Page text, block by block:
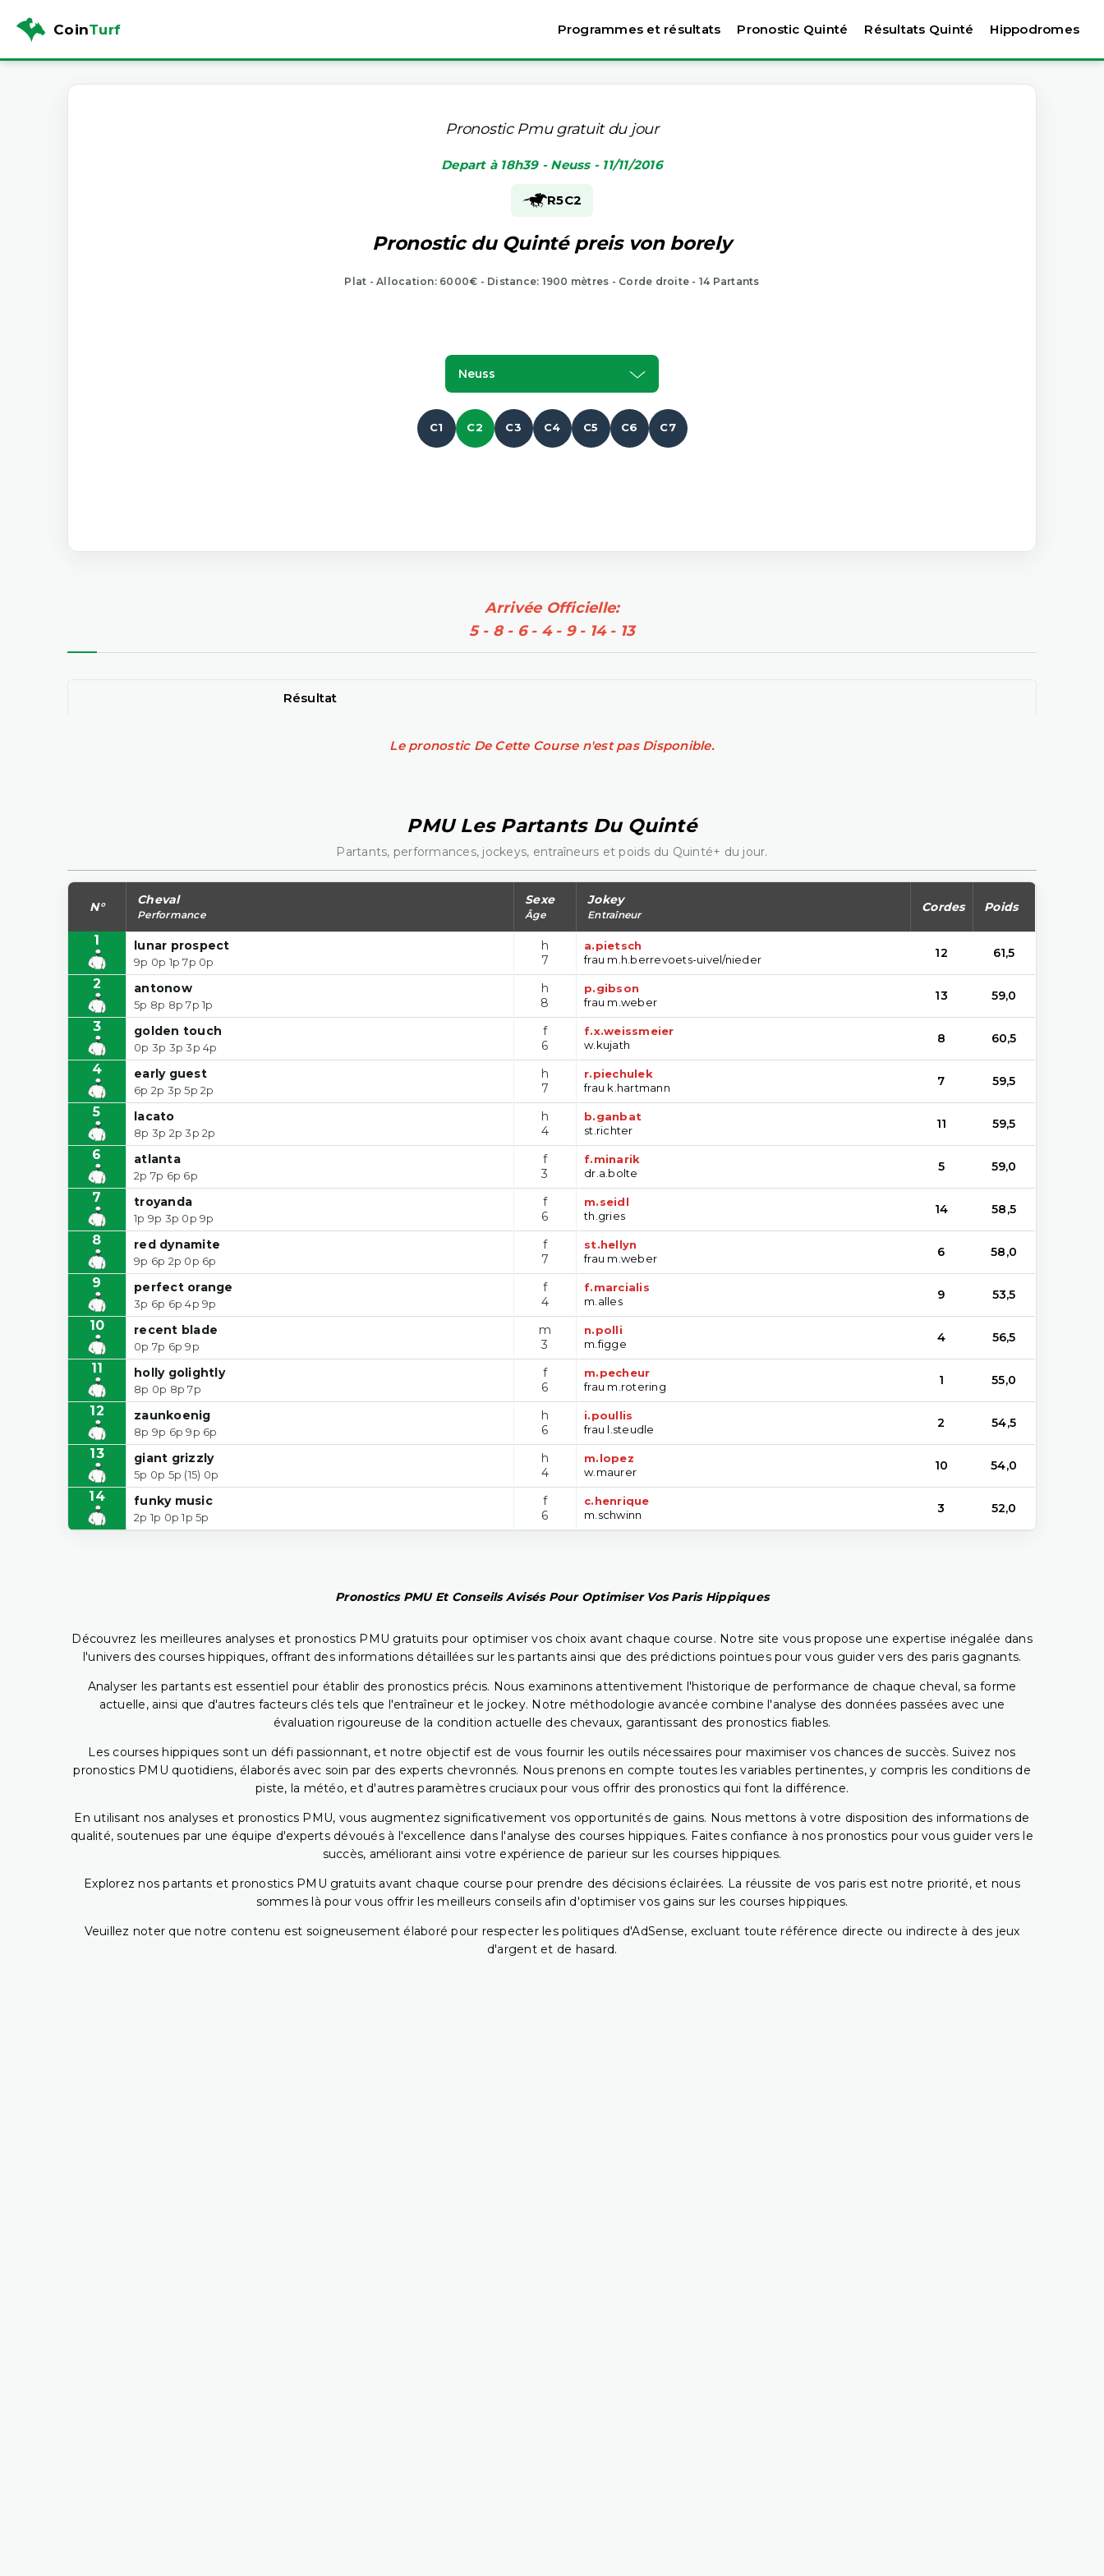
CoinTurf Programmes et résultats Pronostic Quinté Résultats Quinté Hippodromes
Pronostic Pmu gratuit du jour
Depart à 18h39 - Neuss - 11/11/2016
R5C2
Pronostic du Quinté preis von borely
Plat - Allocation: 6000€ - Distance: 1900 mètres - Corde droite - 14 Partants
Neuss
C1 C2 C3 C4 C5 C6 C7
Arrivée Officielle:
5 - 8 - 6 - 4 - 9 - 14 - 13
Résultat
Le pronostic De Cette Course n'est pas Disponible.
PMU Les Partants Du Quinté
Partants, performances, jockeys, entraîneurs et poids du Quinté+ du jour.
N° Cheval
Performance
Sexe
Âge
Jokey
Entraîneur
Cordes Poids
1 lunar prospect
9p 0p 1p 7p 0p
h
7
a.pietsch
frau m.h.berrevoets-uivel/nieder
12 61,5
2 antonow
5p 8p 8p 7p 1p
h
8
p.gibson
frau m.weber
13 59,0
3 golden touch
0p 3p 3p 3p 4p
f
6
f.x.weissmeier
w.kujath
8 60,5
4 early guest
6p 2p 3p 5p 2p
h
7
r.piechulek
frau k.hartmann
7 59,5
5 lacato
8p 3p 2p 3p 2p
h
4
b.ganbat
st.richter
11 59,5
6 atlanta
2p 7p 6p 6p
f
3
f.minarik
dr.a.bolte
5 59,0
7 troyanda
1p 9p 3p 0p 9p
f
6
m.seidl
th.gries
14 58,5
8 red dynamite
9p 6p 2p 0p 6p
f
7
st.hellyn
frau m.weber
6 58,0
9 perfect orange
3p 6p 6p 4p 9p
f
4
f.marcialis
m.alles
9 53,5
10 recent blade
0p 7p 6p 9p
m
3
n.polli
m.figge
4 56,5
11 holly golightly
8p 0p 8p 7p
f
6
m.pecheur
frau m.rotering
1 55,0
12 zaunkoenig
8p 9p 6p 9p 6p
h
6
i.poullis
frau l.steudle
2 54,5
13 giant grizzly
5p 0p 5p (15) 0p
h
4
m.lopez
w.maurer
10 54,0
14 funky music
2p 1p 0p 1p 5p
f
6
c.henrique
m.schwinn
3 52,0
Pronostics PMU Et Conseils Avisés Pour Optimiser Vos Paris Hippiques
Découvrez les meilleures analyses et pronostics PMU gratuits pour optimiser vos choix avant chaque course. Notre site vous propose une expertise inégalée dans
l'univers des courses hippiques, offrant des informations détaillées sur les partants ainsi que des prédictions pointues pour vous guider vers des paris gagnants.
Analyser les partants est essentiel pour établir des pronostics précis. Nous examinons attentivement l'historique de performance de chaque cheval, sa forme
actuelle, ainsi que d'autres facteurs clés tels que l'entraîneur et le jockey. Notre méthodologie avancée combine l'analyse des données passées avec une
évaluation rigoureuse de la condition actuelle des chevaux, garantissant des pronostics fiables.
Les courses hippiques sont un défi passionnant, et notre objectif est de vous fournir les outils nécessaires pour maximiser vos chances de succès. Suivez nos
pronostics PMU quotidiens, élaborés avec soin par des experts chevronnés. Nous prenons en compte toutes les variables pertinentes, y compris les conditions de
piste, la météo, et d'autres paramètres cruciaux pour vous offrir des pronostics qui font la différence.
En utilisant nos analyses et pronostics PMU, vous augmentez significativement vos opportunités de gains. Nous mettons à votre disposition des informations de
qualité, soutenues par une équipe d'experts dévoués à l'excellence dans l'analyse des courses hippiques. Faites confiance à nos pronostics pour vous guider vers le
succès, améliorant ainsi votre expérience de parieur sur les courses hippiques.
Explorez nos partants et pronostics PMU gratuits avant chaque course pour prendre des décisions éclairées. La réussite de vos paris est notre priorité, et nous
sommes là pour vous offrir les meilleurs conseils afin d'optimiser vos gains sur les courses hippiques.
Veuillez noter que notre contenu est soigneusement élaboré pour respecter les politiques d'AdSense, excluant toute référence directe ou indirecte à des jeux
d'argent et de hasard.